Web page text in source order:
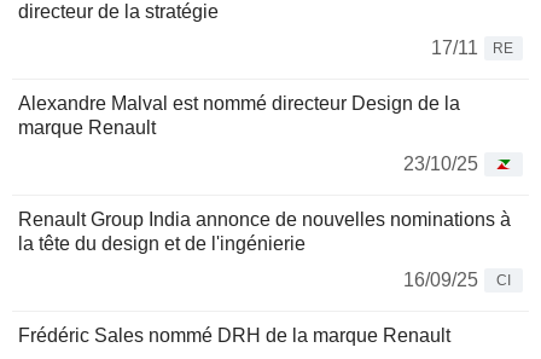
directeur de la stratégie
17/11
RE
Alexandre Malval est nommé directeur Design de la
marque Renault
23/10/25
Renault Group India annonce de nouvelles nominations à
la tête du design et de l'ingénierie
16/09/25
CI
Frédéric Sales nommé DRH de la marque Renault